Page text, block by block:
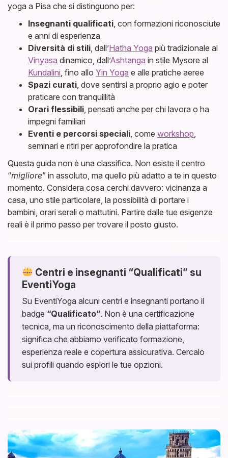
yoga a Pisa che si distinguono per:
Insegnanti qualificati , con formazioni riconosciute
e anni di esperienza
Diversità di stili , dall’Hatha Yoga più tradizionale al
Vinyasa dinamico, dall’Ashtanga in stile Mysore al
Kundalini , fino allo Yin Yoga e alle pratiche aeree
Spazi curati , dove sentirsi a proprio agio e poter
praticare con tranquillità
Orari flessibili , pensati anche per chi lavora o ha
impegni familiari
Eventi e percorsi speciali , come workshop
seminari e ritiri per approfondire la pratica
Questa guida non è una classifica. Non esiste il centro
“migliore” in assoluto, ma quello più adatto a te in questo
momento. Considera cosa cerchi davvero: vicinanza a
casa, uno stile particolare, la possibilità di portare i
bambini, orari serali o mattutini. Partire dalle tue esigenze
reali è il primo passo per trovare il posto giusto.
Centri e insegnanti “Qualificati” su
EventiYoga
Su EventiYoga alcuni centri e insegnanti portano il
badge “Qualificato”. Non è una certificazione
tecnica, ma un riconoscimento della piattaforma:
significa che abbiamo verificato formazione,
esperienza reale e copertura assicurativa. Cercalo
sui profili quando esplori le tue opzioni.